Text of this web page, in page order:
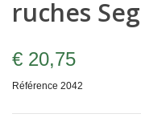
ruches
€ 20,75
Référence 2042